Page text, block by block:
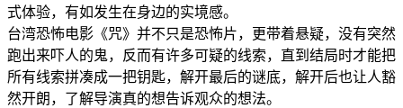
式体验，有如发生在身边的实境感。
台湾恐怖电影《咒》并不只是恐怖片，更带着悬疑，没有突然
跑出来吓人的鬼，反而有许多可疑的线索，直到结局时才能把
所有线索拼凑成一把钥匙，解开最后的谜底，解开后也让人豁
然开朗，了解导演真的想告诉观众的想法。